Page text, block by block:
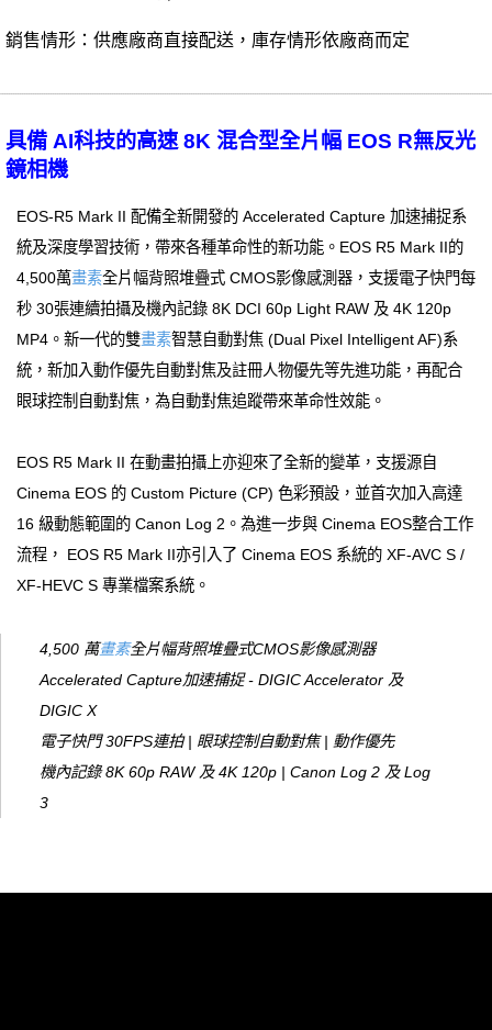
銷售情形：供應廠商直接配送，庫存情形依廠商而定
具備 AI科技的高速 8K 混合型全片幅 EOS R無反光
鏡相機
EOS-R5 Mark II 配備全新開發的 Accelerated Capture 加速捕捉系
統及深度學習技術，帶來各種革命性的新功能。EOS R5 Mark II的
4,500萬畫素全片幅背照堆疊式 CMOS影像感測器，支援電子快門每
秒 30張連續拍攝及機內記錄 8K DCI 60p Light RAW 及 4K 120p
MP4。新一代的雙畫素智慧自動對焦 (Dual Pixel Intelligent AF)系
統，新加入動作優先自動對焦及註冊人物優先等先進功能，再配合
眼球控制自動對焦，為自動對焦追蹤帶來革命性效能。
EOS R5 Mark II 在動畫拍攝上亦迎來了全新的變革，支援源自
Cinema EOS 的 Custom Picture (CP) 色彩預設，並首次加入高達
16 級動態範圍的 Canon Log 2。為進一步與 Cinema EOS整合工作
流程， EOS R5 Mark II亦引入了 Cinema EOS 系統的 XF-AVC S /
XF-HEVC S 專業檔案系統。
4,500 萬畫素全片幅背照堆疊式CMOS影像感測器
Accelerated Capture加速捕捉 - DIGIC Accelerator 及
DIGIC X
電子快門 30FPS連拍 | 眼球控制自動對焦 | 動作優先
機內記錄 8K 60p RAW 及 4K 120p | Canon Log 2 及 Log
3